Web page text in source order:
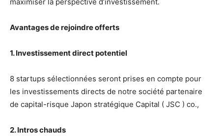
Avantages de rejoindre offerts
1. Investissement direct potentiel
8 startups sélectionnées seront prises en compte pour
les investissements directs de notre société partenaire
de capital-risque Japon stratégique Capital ( JSC ) co.,
2. Intros chauds